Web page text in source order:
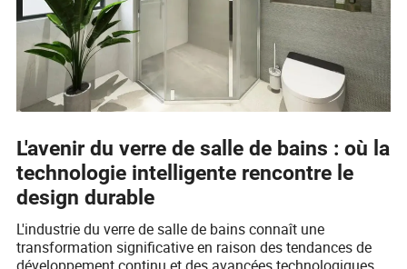
L'avenir du verre de salle de bains : où la
technologie intelligente rencontre le
design durable
L'industrie du verre de salle de bains connaît une
transformation significative en raison des tendances de